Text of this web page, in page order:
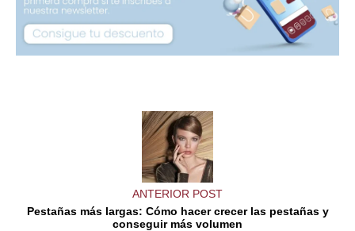
ANTERIOR POST
Pestañas más largas: Cómo hacer crecer las pestañas y
conseguir más volumen